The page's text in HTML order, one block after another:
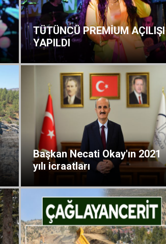
TÜTÜNCÜ PREMİUM AÇILIŞI
YAPILDI
Başkan Necati Okay'ın 2021
yılı icraatları